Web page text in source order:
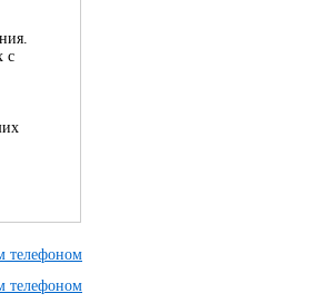
с
телефоном
телефоном